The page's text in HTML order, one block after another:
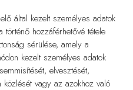
által kezelt személyes adatok
hozzáférhetővé tétele
sérülése, amely a
kezelt személyes adatok
elvesztését,
közlését vagy az azokhoz való